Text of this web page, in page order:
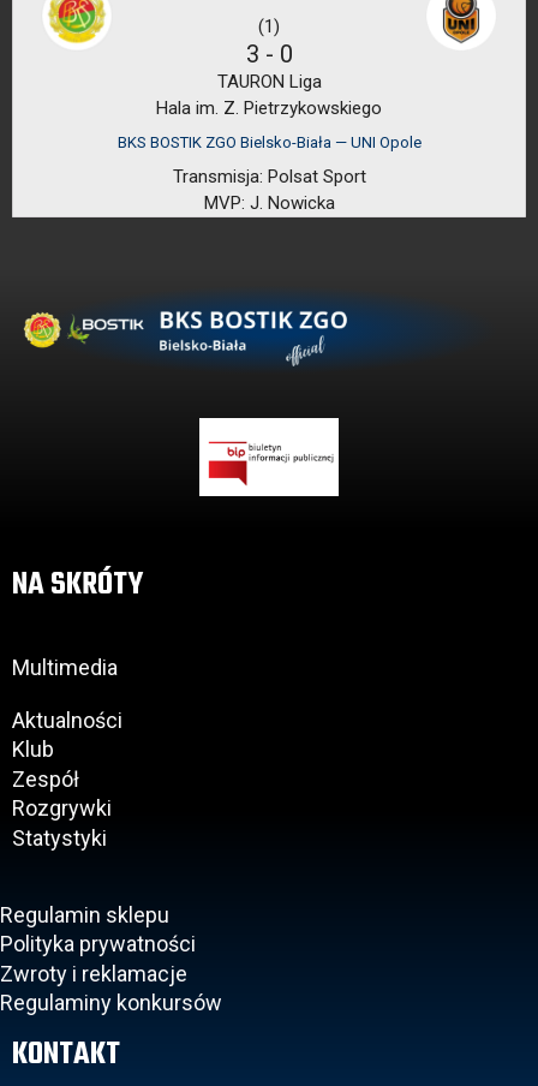
(1)
3 - 0
TAURON Liga
Hala im. Z. Pietrzykowskiego
BKS BOSTIK ZGO Bielsko-Biała — UNI Opole
Transmisja: Polsat Sport
MVP: J. Nowicka
NA SKRÓTY
Multimedia
Aktualności
Klub
Zespół
Rozgrywki
Statystyki
Regulamin sklepu
Polityka prywatności
Zwroty i reklamacje
Regulaminy konkursów
KONTAKT